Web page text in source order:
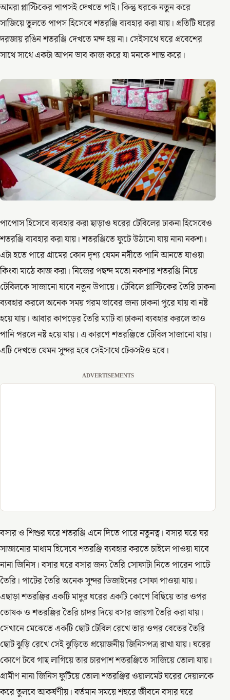
আমরা প্লাস্টিকের পাপসই দেখতে পাই। কিন্তু ঘরকে নতুন করে
সাজিয়ে তুলতে পাপস হিসেবে শতরঞ্জি ব্যবহার করা যায়। প্রতিটি ঘরের
দরজায় রঙিন শতরঞ্জি দেখতে মন্দ হয় না। সেইসাথে ঘরে প্রবেশের
সাথে সাথে একটা আপন ভাব কাজ করে যা মনকে শান্ত করে।
পাপোস হিসেবে ব্যবহার করা ছাড়াও ঘরের টেবিলের ঢাকনা হিসেবেও
শতরঞ্জি ব্যবহার করা যায়। শতরঞ্জিতে ফুটে উঠানো যায় নানা নকশা।
এটা হতে পারে গ্রামের কোন দৃশ্য যেমন নদীতে পানি আনতে যাওয়া
কিংবা মাঠে কাজ করা। নিজের পছন্দ মতো নকশার শতরঞ্জি নিয়ে
টেবিলকে সাজানো যাবে নতুন উপায়ে। টেবিলে প্লাস্টিকের তৈরি ঢাকনা
ব্যবহার করলে অনেক সময় গরম ভাবের জন্য ঢাকনা পুরে যায় বা নষ্ট
হয়ে যায়। আবার কাপড়ের তৈরি ম্যাট বা ঢাকনা ব্যবহার করলে তাও
পানি পরলে নষ্ট হয়ে যায়। এ কারণে শতরঞ্জিতে টেবিল সাজানো যায়।
এটি দেখতে যেমন সুন্দর হবে সেইসাথে টেকসইও হবে।
ADVERTISEMENTS
বসার ও শিশুর ঘরে শতরঞ্জি এনে দিতে পারে নতুনত্ব। বসার ঘরে ঘর
সাজানোর মাধ্যম হিসেবে শতরঞ্জি ব্যবহার করতে চাইলে পাওয়া যাবে
নানা জিনিস। বসার ঘরে বসার জন্য তৈরি সোফাটা নিতে পারেন পাটে
তৈরি। পাটের তৈরি অনেক সুন্দর ডিজাইনের সোফা পাওয়া যায়।
এছাড়া শতরঞ্জির একটি মাদুর ঘরের একটি কোণে বিছিয়ে তার ওপর
তোষক ও শতরঞ্জির তৈরি চাদর দিয়ে বসার জায়গা তৈরি করা যায়।
সেখানে মেঝেতে একটি ছোট টেবিল রেখে তার ওপর বেতের তৈরি
ছোট ঝুড়ি রেখে সেই ঝুড়িতে প্রয়োজনীয় জিনিসপত্র রাখা যায়। ঘরের
কোণে টবে গাছ লাগিয়ে তার চারপাশ শতরঞ্জিতে সাজিয়ে তোলা যায়।
গ্রামীণ নানা জিনিস ফুটিয়ে তোলা শতরঞ্জির ওয়ালমেট ঘরের দেয়ালকে
করে তুলবে আকর্ষণীয়। বর্তমান সময়ে শহুরে জীবনে বসার ঘরে